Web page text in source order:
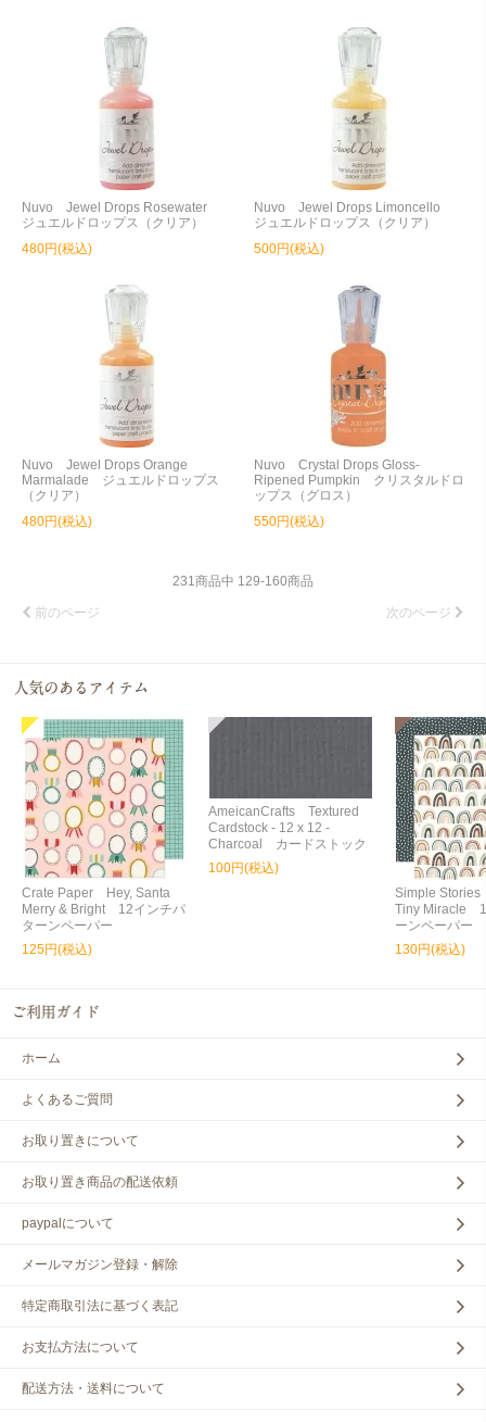
Nuvo Jewel Drops Rosewater
ジュエルドロップス（クリア）
480円(税込)
Nuvo Jewel Drops Limoncello
ジュエルドロップス（クリア）
500円(税込)
Nuvo Jewel Drops Orange
Marmalade ジュエルドロップス
（クリア）
480円(税込)
Nuvo Crystal Drops Gloss-
Ripened Pumpkin クリスタルドロ
ップス（グロス）
550円(税込)
231商品中 129-160商品
前のページ 次のページ
Crate Paper Hey, Santa
Merry & Bright 12インチパ
ターンペーパー
125円(税込)
AmeicanCrafts Textured
Cardstock - 12 x 12 -
Charcoal カードストック
100円(税込)
Simple
Tiny Miracle
ーンペーパー
130円(税込)
ホーム
よくあるご質問
お取り置きについて
お取り置き商品の配送依頼
paypalについて
メールマガジン登録・解除
特定商取引法に基づく表記
お支払方法について
配送方法・送料について